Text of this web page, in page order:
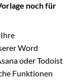
noch für
Ihre
Word
oder Todoist
Funktionen